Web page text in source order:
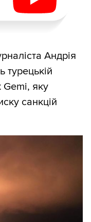
Андрія
турецькій
Gemi, яку
санкцій